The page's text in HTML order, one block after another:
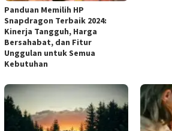
Panduan Memilih HP
Snapdragon Terbaik 2024:
Kinerja Tangguh, Harga
Bersahabat, dan Fitur
Unggulan untuk Semua
Kebutuhan